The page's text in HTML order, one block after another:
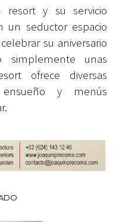
y su servicio
un seductor espacio
su aniversario
unas
ofrece diversas
ensueño y menús